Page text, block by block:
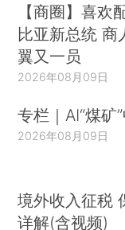
【商圈】喜欢
比亚新总统 商
翼又一员
2026年08月09日
专栏｜AI“煤矿
2026年08月09日
境外收入征税
详解(含视频)